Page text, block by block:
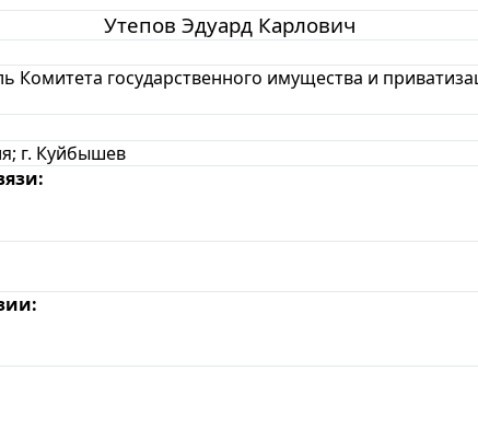
Утепов Эдуард Карлович
Комитета государственного имущества и
г. Куйбышев